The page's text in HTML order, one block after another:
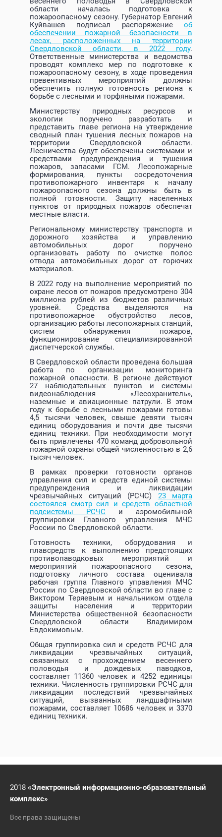
области началась подготовка к
пожароопасному сезону. Губернатор Евгений
Куйвашев подписал распоряжение об
обеспечении пожарной безопасности в
лесах, расположенных на территории
Свердловской области, в 2022 году.
Ответственные министерства и ведомства
проводят комплекс мер по подготовке к
пожароопасному сезону, в ходе проведения
превентивных мероприятий должны
обеспечить полную готовность региона к
борьбе с лесными и торфяными пожарами.
Министерству природных ресурсов и
экологии поручено разработать и
представить главе региона на утверждение
сводный план тушения лесных пожаров на
территории Свердловской области.
Лесничества будут обеспечены системами и
средствами предупреждения и тушения
пожаров, запасами ГСМ. Лесопожарные
формирования, пункты сосредоточения
противопожарного инвентаря к началу
пожароопасного сезона должны быть в
полной готовности. Защиту населенных
пунктов от природных пожаров обеспечат
местные власти.
Региональному министерству транспорта и
дорожного хозяйства и управлению
автомобильных дорог поручено
организовать работу по очистке полос
отвода автомобильных дорог от горючих
материалов.
В 2022 году на выполнение мероприятий по
охране лесов от пожаров предусмотрено 304
миллиона рублей из бюджетов различных
уровней. Средства выделяются на
противопожарное обустройство лесов,
организацию работы лесопожарных станций,
систем обнаружения пожаров,
функционирование специализированной
диспетчерской службы.
В Свердловской области проведена большая
работа по организации мониторинга
пожарной опасности. В регионе действуют
27 наблюдательных пунктов и системы
видеонаблюдения «Лесохранитель»,
наземные и авиационные патрули. В этом
году к борьбе с лесными пожарами готовы
4,5 тысячи человек, свыше девяти тысяч
единиц оборудования и почти две тысячи
единиц техники. При необходимости могут
быть привлечены 470 команд добровольной
пожарной охраны общей численностью в 2,6
тысяч человек.
В рамках проверки готовности органов
управления сил и средств единой системы
предупреждения и ликвидации
чрезвычайных ситуаций (РСЧС) 23 марта
состоялся смотр сил и средств областной
подсистемы РСЧС и аэромобильной
группировки Главного управления МЧС
России по Свердловской области.
Готовность техники, оборудования и
плавсредств к выполнению предстоящих
противопаводковых мероприятий и
мероприятий пожароопасного сезона,
подготовку личного состава оценивала
рабочая группа Главного управления МЧС
России по Свердловской области во главе с
Виктором Теряевым и начальником отдела
защиты населения и территории
Министерства общественной безопасности
Свердловской области Владимиром
Евдокимовым.
Общая группировка сил и средств РСЧС для
ликвидации чрезвычайных ситуаций,
связанных с прохождением весеннего
половодья и дождевых паводков,
составляет 11360 человек и 4252 единицы
техники. Численность группировки РСЧС для
ликвидации последствий чрезвычайных
ситуаций, вызванных ландшафтными
пожарами, составляет 10686 человек и 3370
единиц техники.
2018 «Электронный информационно-образовательный
комплекс»
Все права защищены